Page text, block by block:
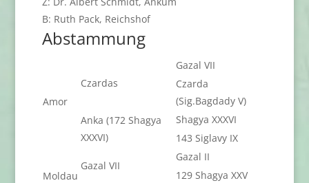
B: Ruth Pack, Reichshof
Abstammung
Amor
Czardas
Gazal VII
Czarda
(Sig.Bagdady V)
Anka (172 Shagya
XXXVI)
Shagya XXXVI
143 Siglavy IX
Moldau
Gazal VII
Gazal II
129 Shagya XXV